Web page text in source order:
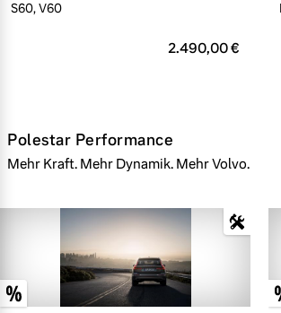
S60, V60
2.490,00 €
Polestar Performance
Mehr Kraft. Mehr Dynamik. Mehr Volvo.